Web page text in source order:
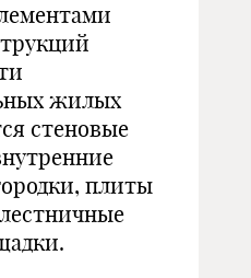
жилых
стеновые
плиты